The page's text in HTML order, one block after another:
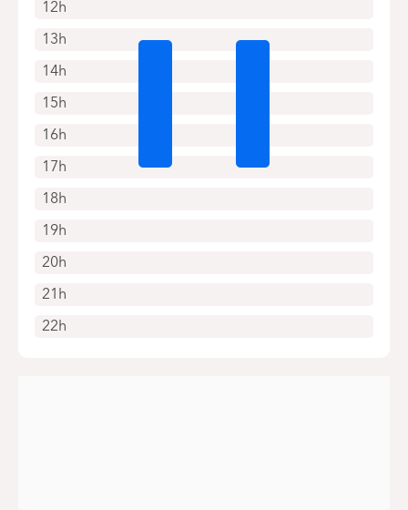
12h
13h
14h
15h
16h
17h
18h
19h
20h
21h
22h